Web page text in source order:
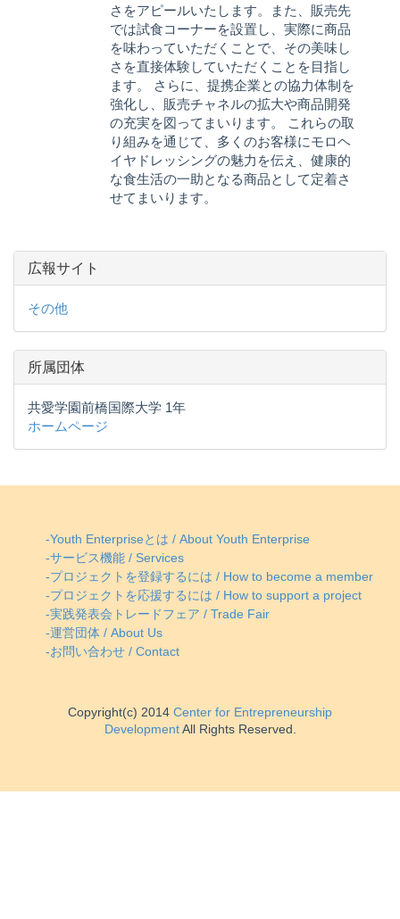
さをアピールいたします。また、販売先
では試食コーナーを設置し、実際に商品
を味わっていただくことで、その美味し
さを直接体験していただくことを目指し
ます。 さらに、提携企業との協力体制を
強化し、販売チャネルの拡大や商品開発
の充実を図ってまいります。 これらの取
り組みを通じて、多くのお客様にモロヘ
イヤドレッシングの魅力を伝え、健康的
な食生活の一助となる商品として定着さ
せてまいります。
広報サイト
その他
所属団体
共愛学園前橋国際大学 1年
ホームページ
-Youth Enterpriseとは / About Youth Enterprise
-サービス機能 / Services
-プロジェクトを登録するには / How to become a member
-プロジェクトを応援するには / How to support a project
-実践発表会トレードフェア / Trade Fair
-運営団体 / About Us
-お問い合わせ / Contact
Copyright(c) 2014 Center for Entrepreneurship
DevelopmentAll Rights Reserved.